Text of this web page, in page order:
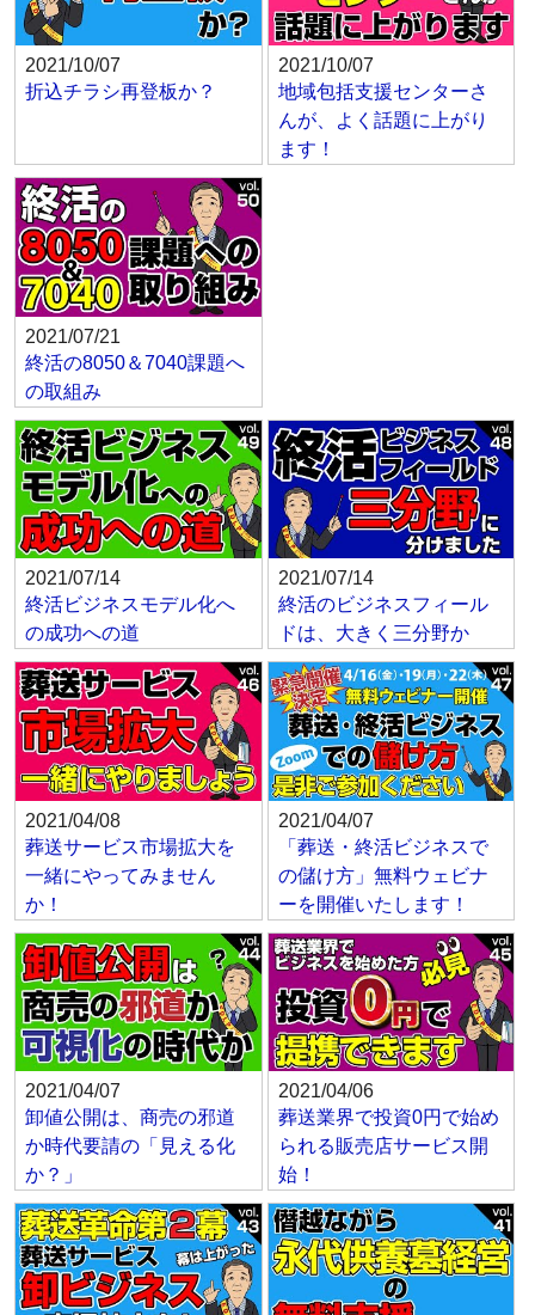
2021/10/07
折込チラシ再登板か？
2021/10/07
地域包括支援センターさ
んが、よく話題に上がり
ます！
2021/07/21
終活の8050＆7040課題へ
の取組み
2021/07/14
終活ビジネスモデル化へ
の成功への道
2021/07/14
終活のビジネスフィール
ドは、大きく三分野か
2021/04/08
葬送サービス市場拡大を
一緒にやってみません
か！
2021/04/07
「葬送・終活ビジネスで
の儲け方」無料ウェビナ
ーを開催いたします！
2021/04/07
卸値公開は、商売の邪道
か時代要請の「見える化
か？」
2021/04/06
葬送業界で投資0円で始め
られる販売店サービス開
始！